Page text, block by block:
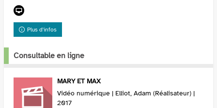
Plus d'infos
Consultable en ligne
MARY ET MAX
Vidéo numérique | Elliot, Adam (Réalisateur) |
2017